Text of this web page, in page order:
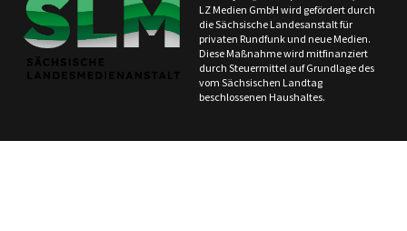
LZ Medien GmbH wird gefördert durch
die Sächsische Landesanstalt für
privaten Rundfunk und neue Medien.
Diese Maßnahme wird mitfinanziert
durch Steuermittel auf Grundlage des
vom Sächsischen Landtag
beschlossenen Haushaltes.